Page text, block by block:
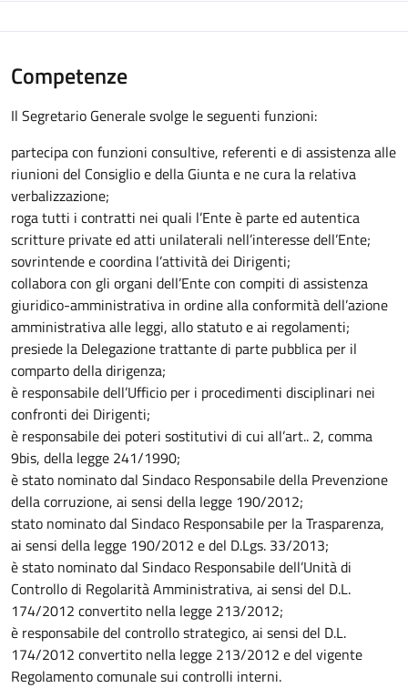
Competenze
Il Segretario Generale svolge le seguenti funzioni:
partecipa con funzioni consultive, referenti e di assistenza alle
riunioni del Consiglio e della Giunta e ne cura la relativa
verbalizzazione;
roga tutti i contratti nei quali l’Ente è parte ed autentica
scritture private ed atti unilaterali nell’interesse dell’Ente;
sovrintende e coordina l’attività dei Dirigenti;
collabora con gli organi dell’Ente con compiti di assistenza
giuridico-amministrativa in ordine alla conformità dell’azione
amministrativa alle leggi, allo statuto e ai regolamenti;
presiede la Delegazione trattante di parte pubblica per il
comparto della dirigenza;
è responsabile dell’Ufficio per i procedimenti disciplinari nei
confronti dei Dirigenti;
è responsabile dei poteri sostitutivi di cui all’art.. 2, comma
9bis, della legge 241/1990;
è stato nominato dal Sindaco Responsabile della Prevenzione
della corruzione, ai sensi della legge 190/2012;
stato nominato dal Sindaco Responsabile per la Trasparenza,
ai sensi della legge 190/2012 e del D.Lgs. 33/2013;
è stato nominato dal Sindaco Responsabile dell’Unità di
Controllo di Regolarità Amministrativa, ai sensi del D.L.
174/2012 convertito nella legge 213/2012;
è responsabile del controllo strategico, ai sensi del D.L.
174/2012 convertito nella legge 213/2012 e del vigente
Regolamento comunale sui controlli interni.